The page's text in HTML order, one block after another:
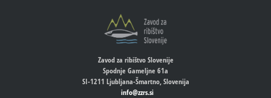
Zavod za ribištvo Slovenije
Spodnje Gameljne 61a
SI-1211 Ljubljana-Šmartno, Slovenija
info@zzrs.si